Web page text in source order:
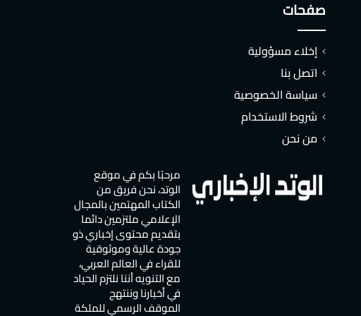
صفحات
إخلاء مسؤولية
اتصل بنا
سياسة الخصوصية
شروط الاستخدام
من نحن
مرحبًا بكم في موقع
الوتد، نحن فريق من
الكتاب المهتمين بالمجال
الإعلامي ملتزمين دائما
بتقديم محتوى إخباري ذو
جودة عالية وموثوقية
للقراء في العالم العربي،
مع التنويه أننا نلتزم الحياد
في أخبارنا وننتهج
الموقف الرسمي للملكة